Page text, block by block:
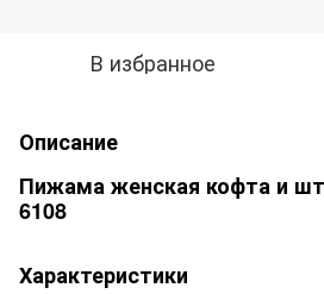
В избранное
Описание
Пижама женская кофта и
6108
Характеристики